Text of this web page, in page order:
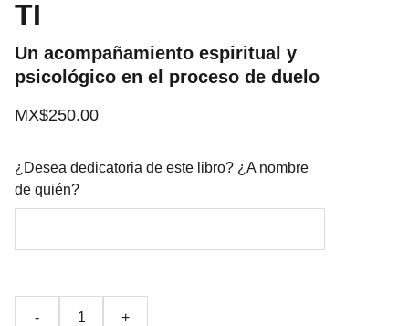
TI
Un acompañamiento espiritual y
psicológico en el proceso de duelo
MX$250.00
¿Desea dedicatoria de este libro? ¿A nombre
de quién?
- +